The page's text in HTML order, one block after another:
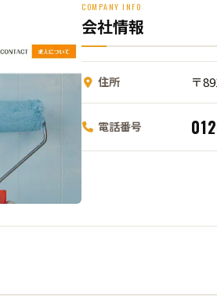
COMPANY INFO
会社情報
住所 〒
電話番号